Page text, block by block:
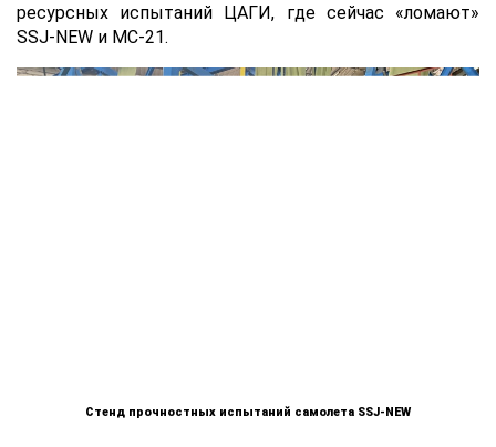
ресурсных испытаний ЦАГИ, где сейчас «ломают»
SSJ-NEW и МС-21.
Стенд прочностных испытаний самолета SSJ-NEW